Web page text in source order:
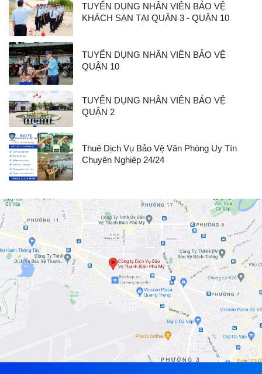
TUYỂN DỤNG NHÂN VIÊN BẢO VỆ
KHÁCH SẠN TẠI QUẬN 3 - QUẬN 10
TUYỂN DỤNG NHÂN VIÊN BẢO VỆ
QUẬN 10
TUYỂN DỤNG NHÂN VIÊN BẢO VỆ
QUẬN 2
Thuê Dịch Vụ Bảo Vệ Văn Phòng Uy Tín
Chuyên Nghiệp 24/24